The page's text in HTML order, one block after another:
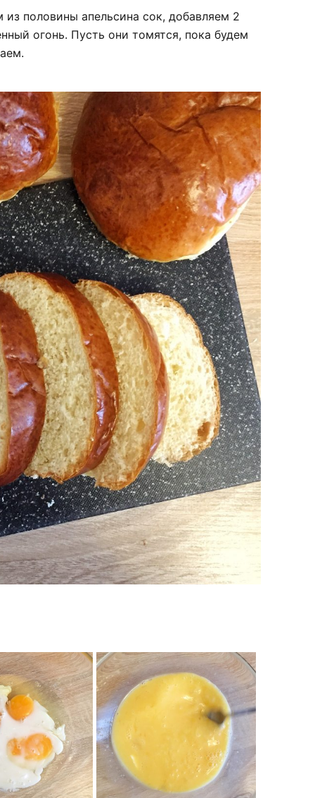
половины апельсина сок, добавляем 2
огонь. Пусть они томятся, пока будем